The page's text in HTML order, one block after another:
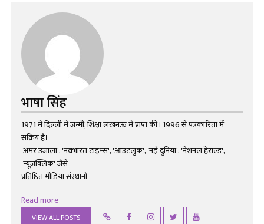
भाषा सिंह
1971 में दिल्ली में जन्मी, शिक्षा लखनऊ में प्राप्त की। 1996 से पत्रकारिता में
सक्रिय हैं।
'अमर उजाला', 'नवभारत टाइम्स', 'आउटलुक', 'नई दुनिया', 'नेशनल हेराल्ड',
'न्यूज़क्लिक' जैसे
प्रतिष्ठित मीडिया संस्थानों
Read more
VIEW ALL POSTS